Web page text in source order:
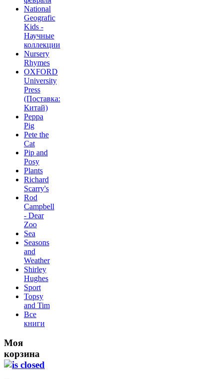
National
Geografic
Kids -
Научные
коллекции
Nursery
Rhymes
OXFORD
University
Press
(Поставка:
Китай)
Peppa
Pig
Pete the
Сat
Pip and
Posy
Plants
Richard
Scarry's
Rod
Campbell
- Dear
Zoo
Sea
Seasons
and
Weather
Shirley
Hughes
Sport
Topsy
and Tim
Все
книги
Моя
корзина